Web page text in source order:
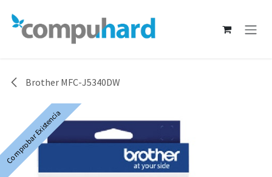
Brother MFC-J5340DW
Comprobar Existencia